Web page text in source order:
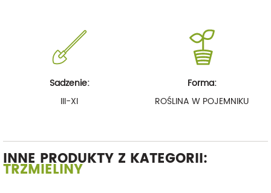
Sadzenie:
III-XI
Forma:
ROŚLINA W POJEMNIKU
INNE PRODUKTY Z KATEGORII:
TRZMIELINY